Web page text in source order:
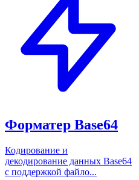
Форматер Base64
Кодирование и
декодирование данных Base64
с поддержкой файло...